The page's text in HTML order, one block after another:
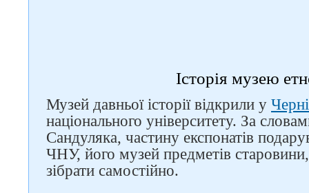
Історія музею
Музей давньої історії відкрили у
національного університету. За
Сандуляка, частину експонатів
ЧНУ, його музей предметів
зібрати самостійно.